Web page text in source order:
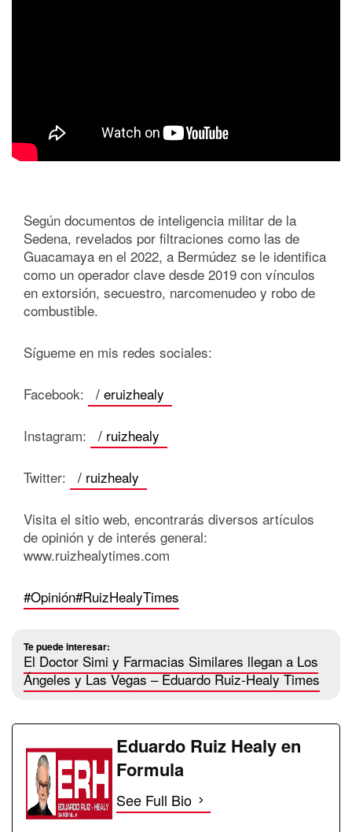
Según documentos de inteligencia militar de la
Sedena, revelados por filtraciones como las de
Guacamaya en el 2022, a Bermúdez se le identifica
como un operador clave desde 2019 con vínculos
en extorsión, secuestro, narcomenudeo y robo de
combustible.
Sígueme en mis redes sociales:
Facebook: / eruizhealy
Instagram: / ruizhealy
Twitter: / ruizhealy
Visita el sitio web, encontrarás diversos artículos
de opinión y de interés general:
www.ruizhealytimes.com
#Opinión#RuizHealyTimes
Te puede interesar:
El Doctor Simi y Farmacias Similares llegan a Los
Ángeles y Las Vegas – Eduardo Ruiz-Healy Times
Eduardo Ruiz Healy en
Formula
See Full Bio